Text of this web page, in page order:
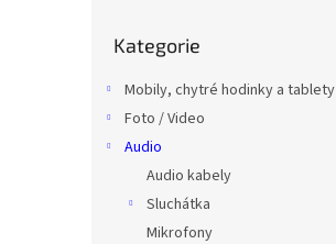
kategorie
Kategorie
Mobily, chytré hodinky a tablety
Foto / Video
Audio
Audio kabely
Sluchátka
Mikrofony